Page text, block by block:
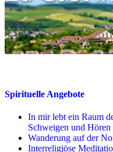
Spirituelle Angebote
In mir lebt ein Raum
Schweigen und Hören
Wanderung auf der
Interreligiöse